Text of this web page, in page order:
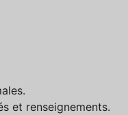
et renseignements.